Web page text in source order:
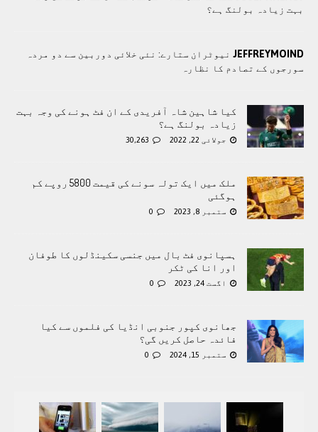
بہت زیادہ بولنگ ہے؟
JEFFREYMOIND نیوٹران ستارے: نئی خلائی دوربین سے دو مردہ
سورجوں کے تصادم کا نظارہ
کیا شاہین شاہ آفریدی کے ان فٹ ہونے کی وجہ بہت
زیادہ بولنگ ہے؟
جولائی 22, 2022 30,263
ملک میں ایک تولہ سونے کی قیمت 5800 روپے کم
ہوگئی
ستمبر 8, 2023 0
ہسپانوی فٹ بال میں جنسی سکینڈلوں کا طوفان
اور انا کی ٹکر
اگست 24, 2023 0
جھانوی کپور جنوبی انڈیا کی فلموں سے کیا
فائدہ حاصل کریں گی؟
ستمبر 15, 2024 0